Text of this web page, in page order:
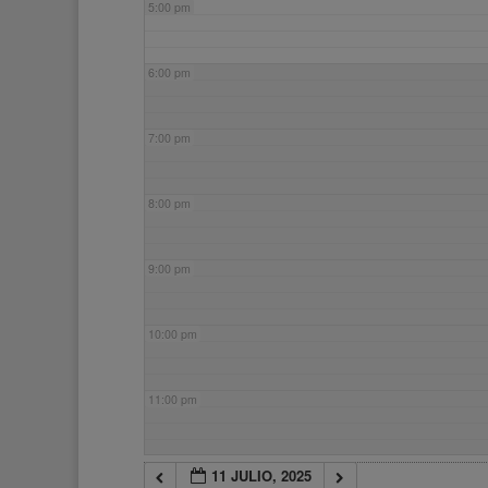
5:00 pm
6:00 pm
7:00 pm
8:00 pm
9:00 pm
10:00 pm
11:00 pm
11 JULIO, 2025